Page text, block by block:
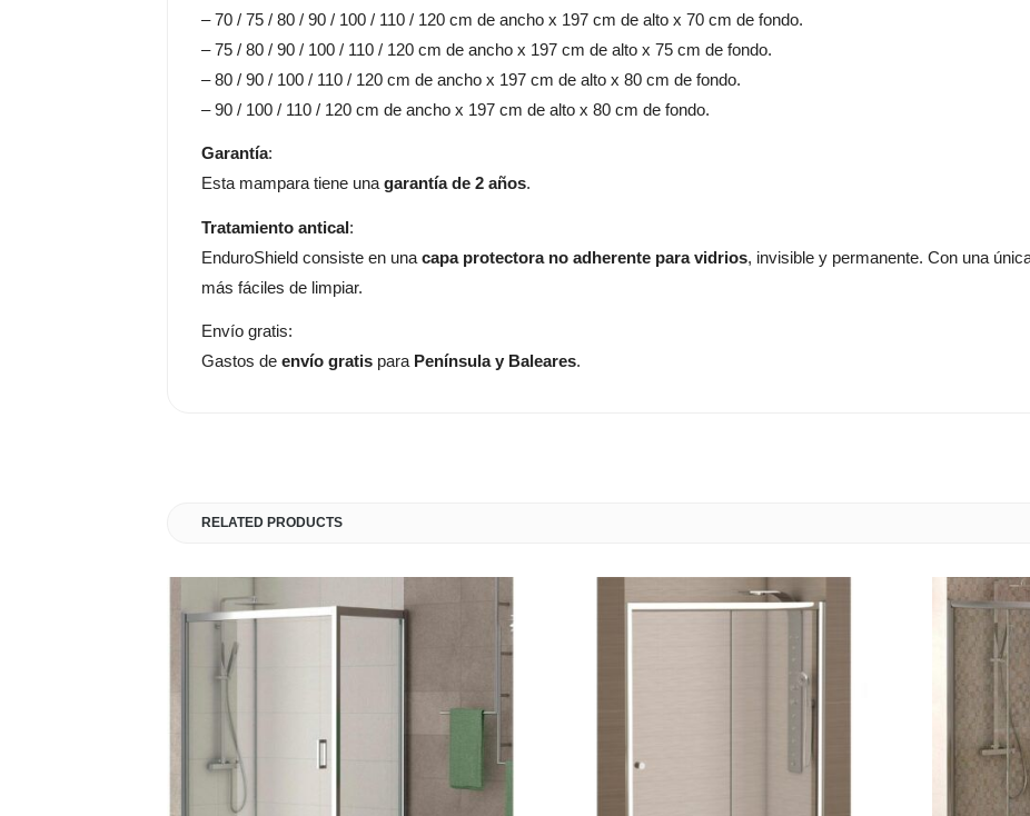
– 70 / 75 / 80 / 90 / 100 / 110 / 120 cm de ancho x 197 cm de alto x 70 cm de fondo.
– 75 / 80 / 90 / 100 / 110 / 120 cm de ancho x 197 cm de alto x 75 cm de fondo.
– 80 / 90 / 100 / 110 / 120 cm de ancho x 197 cm de alto x 80 cm de fondo.
– 90 / 100 / 110 / 120 cm de ancho x 197 cm de alto x 80 cm de fondo.
Garantía:
Esta mampara tiene una garantía de 2 años.
Tratamiento antical:
EnduroShield consiste en una capa protectora no adherente para vidrios, invisible y permanente. Con una
más fáciles de limpiar.
Envío gratis:
Gastos de envío gratis para Península y Baleares.
RELATED PRODUCTS